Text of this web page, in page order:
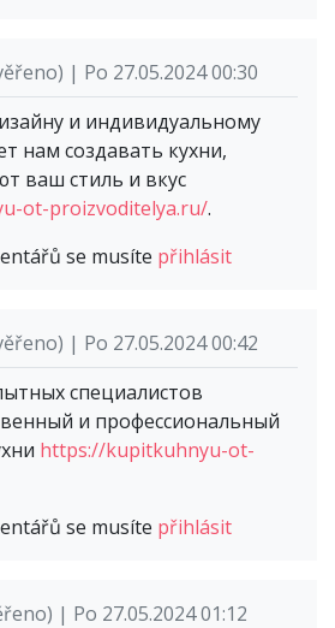
| Po 27.05.2024 00:30
и индивидуальному
нам создавать кухни,
ваш стиль и вкус
ot-proizvoditelya.ru/.
se musíte přihlásit
| Po 27.05.2024 00:42
специалистов
и профессиональный
https://kupitkuhnyu-ot-
se musíte přihlásit
| Po 27.05.2024 01:12